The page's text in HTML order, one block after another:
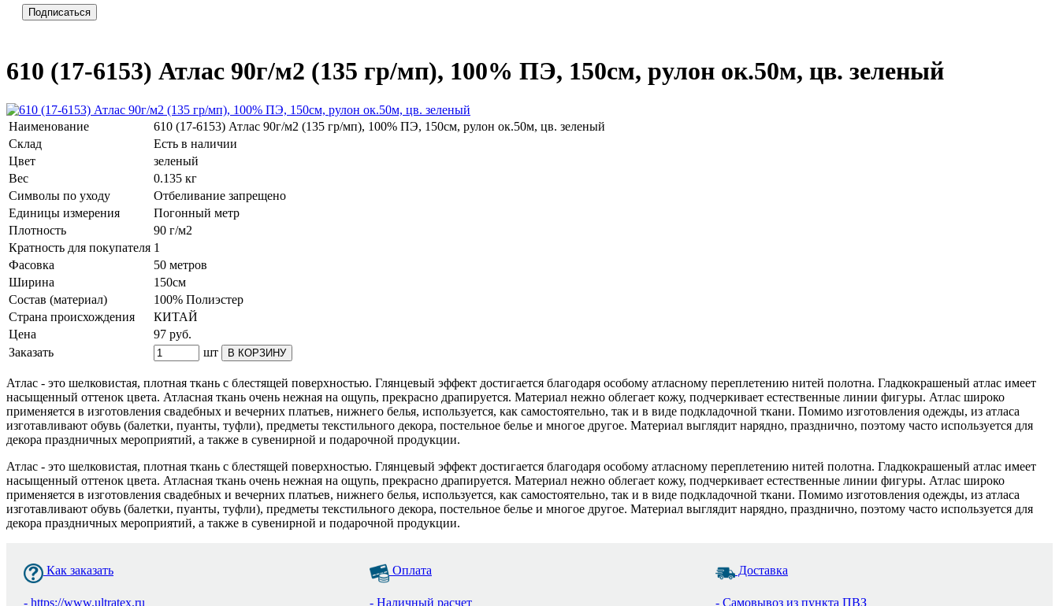
610 (17-6153) Атлас 90г/м2 (135 гр/мп), 100% ПЭ, 150см, рулон ок.50м, цв. зеленый
Наименование
610 (17-6153) Атлас 90г/м2 (135 гр/мп), 100% ПЭ, 150см, рулон ок.50м, цв. зеленый
Склад
Есть в наличии
Цвет
зеленый
Вес
0.135 кг
Символы по уходу
Отбеливание запрещено
Единицы измерения
Погонный метр
Плотность
90 г/м2
Кратность для покупателя 1
Фасовка
50 метров
Ширина
150см
Состав (материал)
100% Полиэстер
Страна происхождения
КИТАЙ
Цена
97 руб.
Заказать
шт В КОРЗИНУ
Атлас - это шелковистая, плотная ткань с блестящей поверхностью. Глянцевый эффект достигается благодаря особому атласному переплетению нитей полотна. Гладкокрашеный атлас имеет
насыщенный оттенок цвета. Атласная ткань очень нежная на ощупь, прекрасно драпируется. Материал нежно облегает кожу, подчеркивает естественные линии фигуры. Атлас широко
применяется в изготовления свадебных и вечерних платьев, нижнего белья, используется, как самостоятельно, так и в виде подкладочной ткани. Помимо изготовления одежды, из атласа
изготавливают обувь (балетки, пуанты, туфли), предметы текстильного декора, постельное белье и многое другое. Материал выглядит нарядно, празднично, поэтому часто используется для
декора праздничных мероприятий, а также в сувенирной и подарочной продукции.
Атлас - это шелковистая, плотная ткань с блестящей поверхностью. Глянцевый эффект достигается благодаря особому атласному переплетению нитей полотна. Гладкокрашеный атлас имеет
насыщенный оттенок цвета. Атласная ткань очень нежная на ощупь, прекрасно драпируется. Материал нежно облегает кожу, подчеркивает естественные линии фигуры. Атлас широко
применяется в изготовления свадебных и вечерних платьев, нижнего белья, используется, как самостоятельно, так и в виде подкладочной ткани. Помимо изготовления одежды, из атласа
изготавливают обувь (балетки, пуанты, туфли), предметы текстильного декора, постельное белье и многое другое. Материал выглядит нарядно, празднично, поэтому часто используется для
декора праздничных мероприятий, а также в сувенирной и подарочной продукции.
Как заказать
- https://www.ultratex.ru
Оплата
- Наличный расчет
Доставка
- Самовывоз из пункта ПВЗ